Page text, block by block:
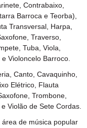
Contrabaixo,
Barroca e Teorba),
Transversal, Harpa,
Traverso,
Tuba, Viola,
Violoncelo Barroco.
Canto, Cavaquinho,
Elétrico, Flauta
Trombone,
Violão de Sete Cordas.
de música popular